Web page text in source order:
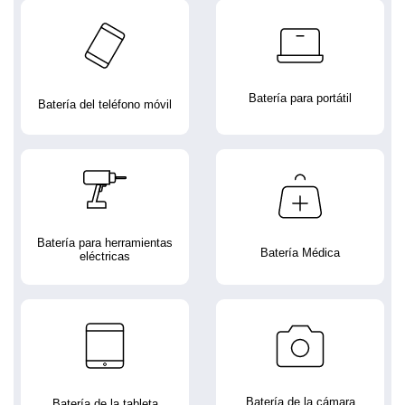
Batería del teléfono móvil Batería para portátil
Batería para herramientas
eléctricas
Batería Médica
Batería de la cámara